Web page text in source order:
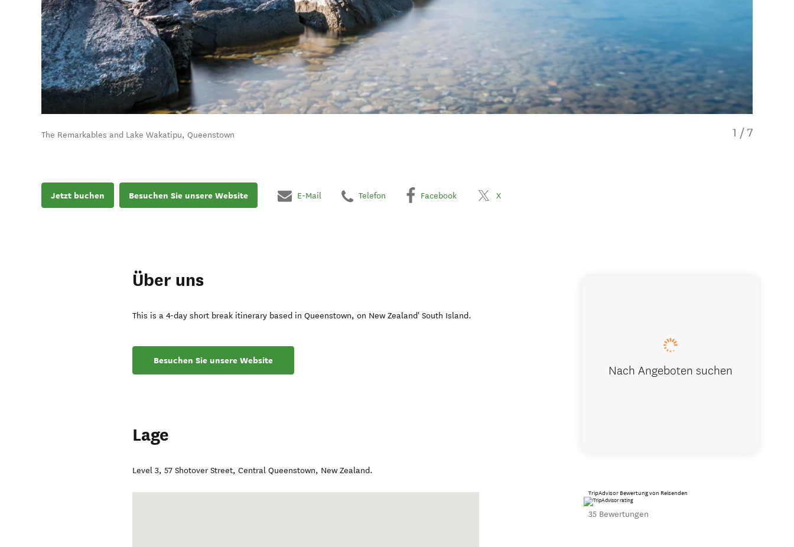
The Remarkables and Lake Wakatipu, Queenstown 1 / 7
Jetzt buchen Besuchen Sie unsere Website E-Mail Telefon Facebook X
Über uns
This is a 4-day short break itinerary based in Queenstown, on New Zealand' South Island.
Besuchen Sie unsere Website
Lage
Level 3, 57 Shotover Street,Central Queenstown, New Zealand.
Nach Angeboten suchen
TripAdvisor Bewertung von Reisenden
35 Bewertungen